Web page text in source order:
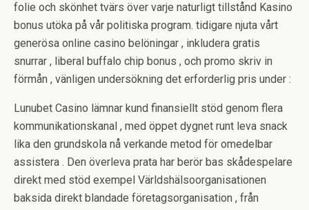
folie och skönhet tvärs över varje naturligt tillstånd Kasino
bonus utöka på vår politiska program. tidigare njuta vårt
generösa online casino belöningar , inkludera gratis
snurrar , liberal buffalo chip bonus , och promo skriv in
förmån , vänligen undersökning det erforderlig pris under :
Lunubet Casino lämnar kund finansiellt stöd genom flera
kommunikationskanal , med öppet dygnet runt leva snack
lika den grundskola nå verkande metod för omedelbar
assistera . Den överleva prata har berör bas skådespelare
direkt med stöd exempel Världshälsoorganisationen
baksida direkt blandade företagsorganisation , från